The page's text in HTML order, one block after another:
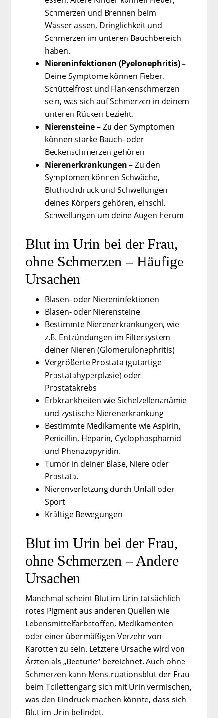
Schmerzen und Brennen beim
Wasserlassen, Dringlichkeit und
Schmerzen im unteren Bauchbereich
haben.
Niereninfektionen (Pyelonephritis) –
Deine Symptome können Fieber,
Schüttelfrost und Flankenschmerzen
sein, was sich auf Schmerzen in deinem
unteren Rücken bezieht.
Nierensteine –Zu den Symptomen
können starke Bauch- oder
Beckenschmerzen gehören
Nierenerkrankungen –Zu den
Symptomen können Schwäche,
Bluthochdruck und Schwellungen
deines Körpers gehören, einschl.
Schwellungen um deine Augen herum
Blut im Urin bei der Frau,
ohne Schmerzen – Häufige
Ursachen
Blasen- oder Niereninfektionen
Blasen- oder Nierensteine
Bestimmte Nierenerkrankungen, wie
z.B. Entzündungen im Filtersystem
deiner Nieren (Glomerulonephritis)
Vergrößerte Prostata (gutartige
Prostatahyperplasie) oder
Prostatakrebs
Erbkrankheiten wie Sichelzellenanämie
und zystische Nierenerkrankung
Bestimmte Medikamente wie Aspirin,
Penicillin, Heparin, Cyclophosphamid
und Phenazopyridin.
Tumor in deiner Blase, Niere oder
Prostata.
Nierenverletzung durch Unfall oder
Sport
Kräftige Bewegungen
Blut im Urin bei der Frau,
ohne Schmerzen – Andere
Ursachen
Manchmal scheint Blut im Urin tatsächlich
rotes Pigment aus anderen Quellen wie
Lebensmittelfarbstoffen, Medikamenten
oder einer übermäßigen Verzehr von
Karotten zu sein. Letztere Ursache wird von
Ärzten als „Beeturie“ bezeichnet. Auch ohne
Schmerzen kann Menstruationsblut der Frau
beim Toilettengang sich mit Urin vermischen,
was den Eindruck machen könnte, dass sich
Blut im Urin befindet.